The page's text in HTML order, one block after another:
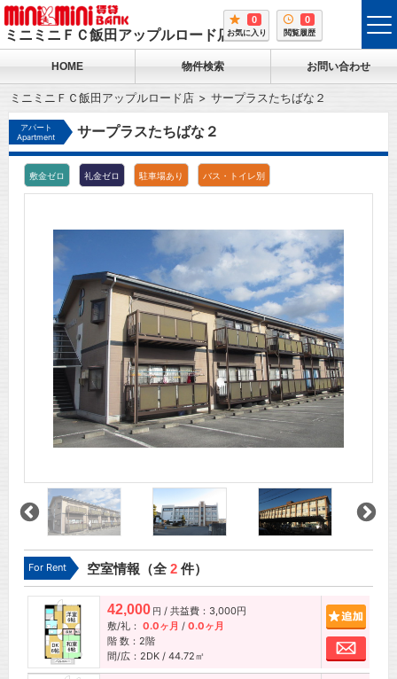
ミニミニＦＣ飯田アップルロード店
0
お気に入り
0
閲覧履歴
HOME 物件検索 お問い合わせ
ミニミニＦＣ飯田アップルロード店 サープラスたちばな２
アパート
Apartment
サープラスたちばな２
敷金ゼロ 礼金ゼロ 駐車場あり バス・トイレ別
For Rent 空室情報（全2件）
42,000 円 / 共益費：3,000円
敷/礼： 0.0ヶ月 / 0.0ヶ月
階 数：2階
間/広：2DK / 44.72㎡
お問